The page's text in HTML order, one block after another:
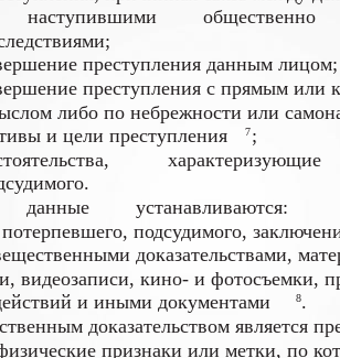
наступившими
общественно
преступления данным лицом;
преступления с прямым или
либо по небрежности или
и цели преступления
7;
характеризующие
данные
устанавливаются:
подсудимого,
доказательствами,
видеозаписи, кино- и фотосъемки,
и иными документами
8.
доказательством является
признаки или метки, по